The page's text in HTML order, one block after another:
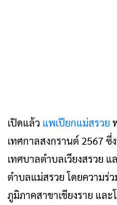
เปิดแล้ว แพเปียกแม่สรวย
เทศกาลสงกรานต์ 2567
เทศบาลตำบลเวียงสรวย
ตำบลแม่สรวย โดยความร่
ภูมิภาคสาขาเชียงราย และ